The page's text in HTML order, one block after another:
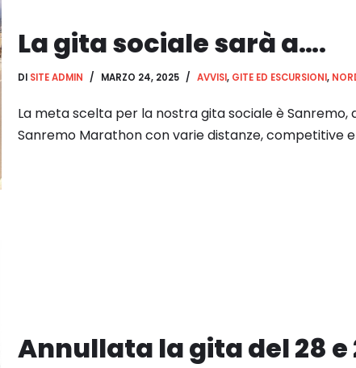
La gita sociale sarà a….
DI SITE ADMIN MARZO 24, 2025 AVVISI, GITE ED ESCURSIONI,
La meta scelta per la nostra gita sociale è Sanremo,
Sanremo Marathon con varie distanze, competitive
Annullata la gita del 28